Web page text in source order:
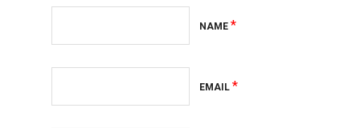
NAME *
EMAIL *